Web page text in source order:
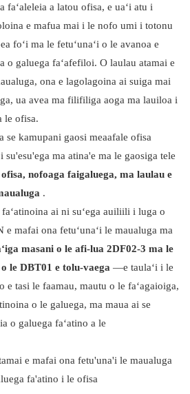
faʻaleleia a latou ofisa, e uaʻi atu i
e mafua mai i le nofo umi i totonu
foʻi ma le fetuʻunaʻi o le avanoa e
o galuega faʻafefiloi. O laulau atamai e
ona e lagolagoina ai suiga mai
ua avea ma filifiliga aoga ma lauiloa i
le ofisa.
se kamupani gaosi meaafale ofisa
ma atina'e ma le gaosiga tele
nofoaga faigaluega, ma laulau e
.
ai ni suʻega auiliili i luga o
e mafai ona fetuʻunaʻi le maualuga ma
masani o le afi-lua 2DF02-3 ma le
le DBT01 e tolu-vaega —e taulaʻi i le
e tasi le faamau, mautu o le faʻagaioiga,
o le galuega, ma maua ai se
o galuega faʻatino a le